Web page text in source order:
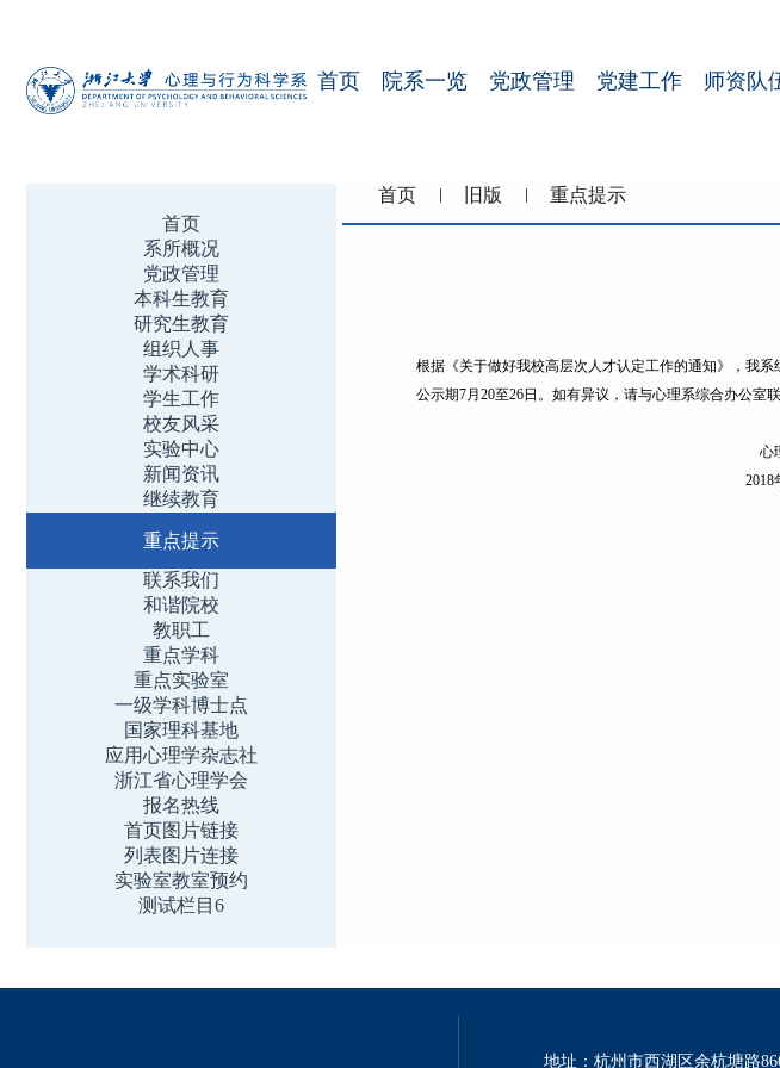
首页 院系一览 党政管理 党建工作 师资队
首页
系所概况
党政管理
本科生教育
研究生教育
组织人事
学术科研
学生工作
校友风采
实验中心
新闻资讯
继续教育
重点提示
联系我们
和谐院校
教职工
重点学科
重点实验室
一级学科博士点
国家理科基地
应用心理学杂志社
浙江省心理学会
报名热线
首页图片链接
列表图片连接
实验室教室预约
测试栏目6
首页 旧版 重点提示
根据《关于做好我校高层次人才认定工作的通知》，我系
公示期7月20至26日。如有异议，请与心理系综合办公室联
心理
2018年7月20
地址：杭州市西湖区余杭塘路